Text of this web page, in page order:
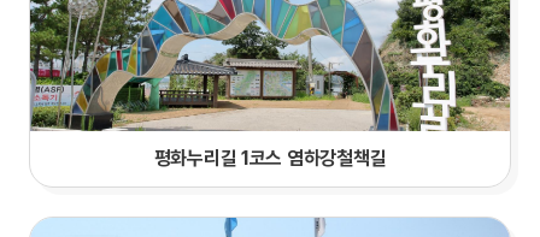
평화누리길 1코스 염하강철책길